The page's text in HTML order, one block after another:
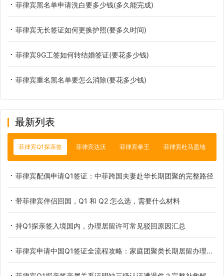
菲律宾黑名单申请洗白要多少钱(多久能完成)
菲律宾无长签证如何更换护照(要多久时间)
菲律宾9G工签如何转结婚签证(要花多少钱)
菲律宾重名黑名单要怎么消除(要花多少钱)
最新列表
菲律宾Q1探亲签 菲律宾达沃 菲律宾拳王 菲律宾杜马盖地
菲律宾配偶申请Q1签证：中菲跨国夫妻赴华长期团聚的完整路径
带菲律宾伴侣回国，Q1 和 Q2 怎么选，需要什么材料
持Q1探亲签入境国内，办理居留许可常见驳回原因汇总
菲律宾申请中国Q1签证全流程攻略：家庭团聚类长期居留办理要点与实操指南